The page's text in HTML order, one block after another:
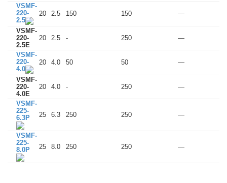
VSMF-
220-
2.5
20 2.5 150 150 —
VSMF-
220-
2.5E
20 2.5 - 250 —
VSMF-
220-
4.0
20 4.0 50 50 —
VSMF-
220-
4.0E
20 4.0 - 250 —
VSMF-
225-
6.3P
25 6.3 250 250 —
VSMF-
225-
8.0P
25 8.0 250 250 —